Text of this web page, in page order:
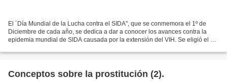
El ´Día Mundial de la Lucha contra el SIDA", que se conmemora el 1º de
Diciembre de cada año, se dedica a dar a conocer los avances contra la
epidemia mundial de SIDA causada por la extensión del VIH. Se eligió el día
Conceptos sobre la prostitución (2).